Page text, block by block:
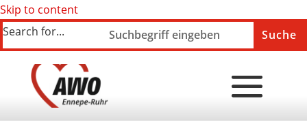
Skip to content
Search for...